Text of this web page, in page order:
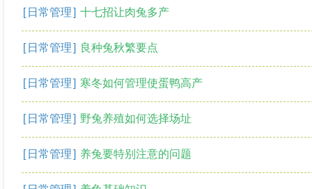
[ 日常管理] 十七招让肉兔多产
[ 日常管理] 良种兔秋繁要点
[ 日常管理] 寒冬如何管理使蛋鸭高产
[ 日常管理] 野兔养殖如何选择场址
[ 日常管理] 养兔要特别注意的问题